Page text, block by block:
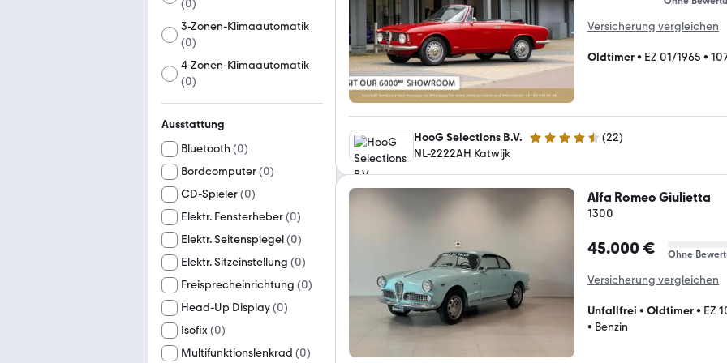
(0)
3-Zonen-Klimaautomatik
(0)
4-Zonen-Klimaautomatik
(0)
Ausstattung
Bluetooth (0)
Bordcomputer(0)
CD-Spieler(0)
Elektr. Fensterheber(0)
Elektr. Seitenspiegel(0)
Elektr. Sitzeinstellung (0)
Freisprecheinrichtung (0)
Head-Up Display(0)
Isofix(0)
Multifunktionslenkrad (0)
Versicherung vergleichen
Oldtimer• EZ 01/1965 •
HooG Selections B.V. 4.3 Sterne (22)
NL-2222AH Katwijk
Alfa Romeo Giulietta
1300
45.000 € Ohne
Versicherung vergleichen
Unfallfrei • Oldtimer• EZ
• Benzin